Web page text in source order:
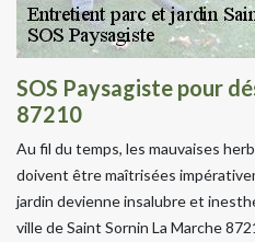
SOS Paysagiste pour
87210
Au fil du temps, les mauvaises
doivent être maîtrisées
jardin devienne insalubre et
ville de Saint Sornin La Marche